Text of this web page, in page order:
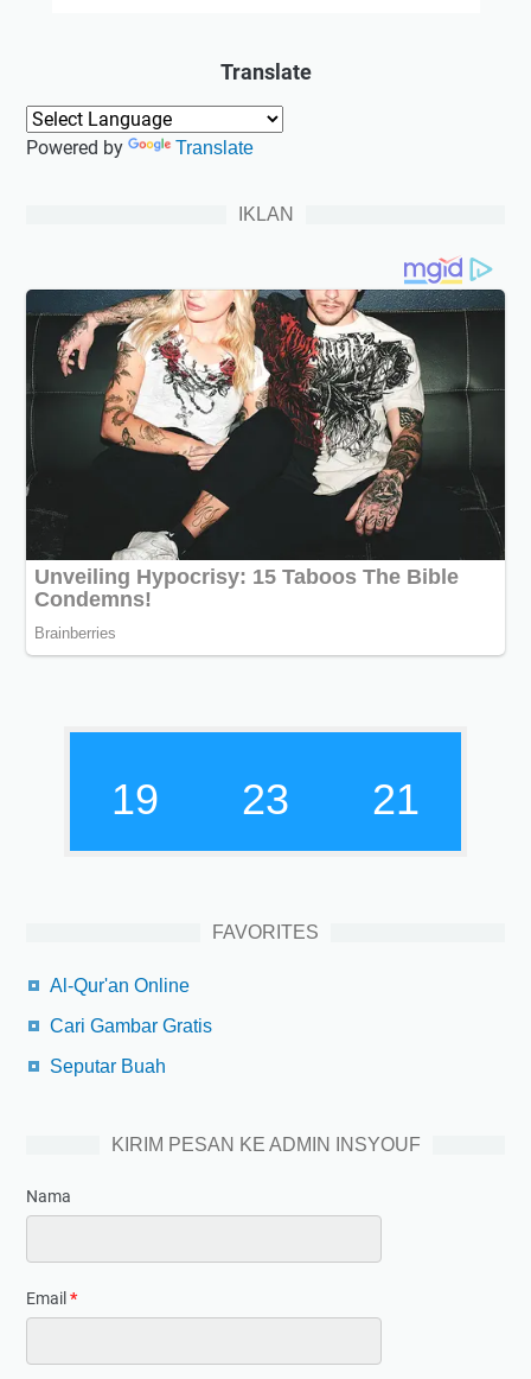
Translate
Powered by Translate
IKLAN
19 23 22
FAVORITES
Al-Qur'an Online
Cari Gambar Gratis
Seputar Buah
KIRIM PESAN KE ADMIN INSYOUF
Nama
Email*